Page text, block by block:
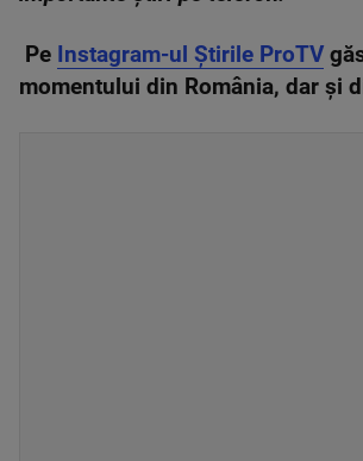
Pe Instagram-ul Știrile ProTV
momentului din România, dar și